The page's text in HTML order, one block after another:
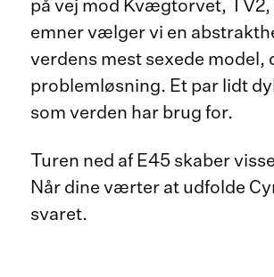
på vej mod Kvægtorvet, TV2,
emner vælger vi en
verdens mest sexede model,
problemløsning. Et par lidt
som verden har brug for.
Turen ned af E45 skaber
Når dine værter at udfolde
svaret.